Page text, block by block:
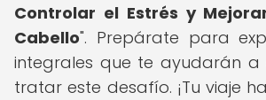
Controlar el Estrés y
Cabello". Prepárate para
integrales que te ayudarán
tratar este desafío. ¡Tu viaje